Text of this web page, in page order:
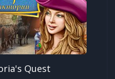
Quest